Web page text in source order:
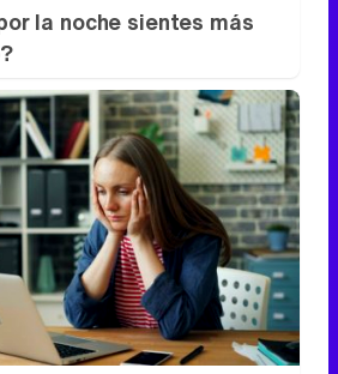
la noche sientes más